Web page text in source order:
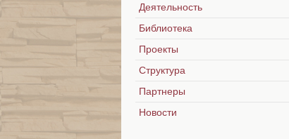
Деятельность
Библиотека
Проекты
Структура
Партнеры
Новости